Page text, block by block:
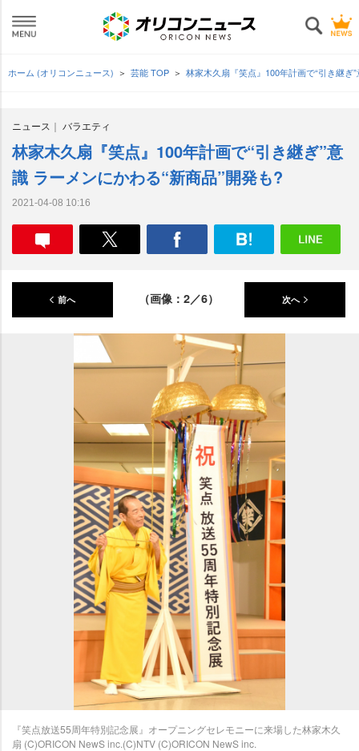
ホーム (オリコンニュース) 芸能 TOP 林家木久扇『笑点』100年計画で“引き継ぎ
ニュース バラエティ
林家木久扇『笑点』100年計画で“引き継ぎ”意
識 ラーメンにかわる“新商品”開発も?
2021-04-08 10:16
前へ （画像：2／6） 次へ
『笑点放送55周年特別記念展』オープニングセレモニーに来場した林家木久
扇 (C)ORICON NewS inc.(C)NTV (C)ORICON NewS inc.